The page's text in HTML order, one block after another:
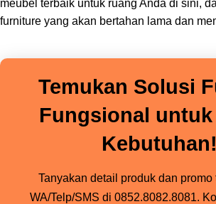
meubel terbaik untuk ruang Anda di sini,
furniture yang akan bertahan lama dan
Temukan Solusi
Fungsional untuk
Kebutuhan!
Tanyakan detail produk dan promo
WA/Telp/SMS di 0852.8082.8081.